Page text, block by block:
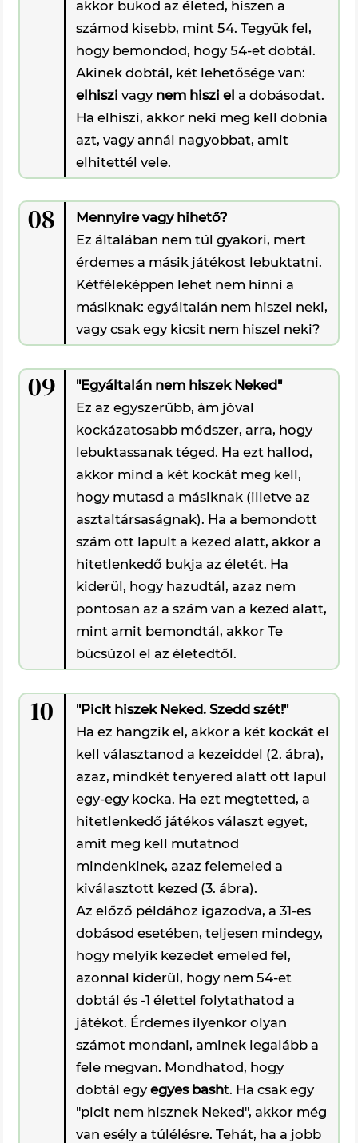
akkor bukod az életed, hiszen a
számod kisebb, mint 54. Tegyük fel,
hogy bemondod, hogy 54-et dobtál.
Akinek dobtál, két lehetősége van:
elhiszi vagy nem hiszi el a dobásodat.
Ha elhiszi, akkor neki meg kell dobnia
azt, vagy annál nagyobbat, amit
elhitettél vele.
08
Mennyire vagy hihető?
Ez általában nem túl gyakori, mert
érdemes a másik játékost lebuktatni.
Kétféleképpen lehet nem hinni a
másiknak: egyáltalán nem hiszel neki,
vagy csak egy kicsit nem hiszel neki?
09
"Egyáltalán nem hiszek Neked"
Ez az egyszerűbb, ám jóval
kockázatosabb módszer, arra, hogy
lebuktassanak téged. Ha ezt hallod,
akkor mind a két kockát meg kell,
hogy mutasd a másiknak (illetve az
asztaltársaságnak). Ha a bemondott
szám ott lapult a kezed alatt, akkor a
hitetlenkedő bukja az életét. Ha
kiderül, hogy hazudtál, azaz nem
pontosan az a szám van a kezed alatt,
mint amit bemondtál, akkor Te
búcsúzol el az életedtől.
10
"Picit hiszek Neked. Szedd szét!"
Ha ez hangzik el, akkor a két kockát el
kell választanod a kezeiddel (2. ábra),
azaz, mindkét tenyered alatt ott lapul
egy-egy kocka. Ha ezt megtetted, a
hitetlenkedő játékos választ egyet,
amit meg kell mutatnod
mindenkinek, azaz felemeled a
kiválasztott kezed (3. ábra).
Az előző példához igazodva, a 31-es
dobásod esetében, teljesen mindegy,
hogy melyik kezedet emeled fel,
azonnal kiderül, hogy nem 54-et
dobtál és -1 élettel folytathatod a
játékot. Érdemes ilyenkor olyan
számot mondani, aminek legalább a
fele megvan. Mondhatod, hogy
dobtál egy egyes basht. Ha csak egy
"picit nem hisznek Neked", akkor még
van esély a túlélésre. Tehát, ha a jobb